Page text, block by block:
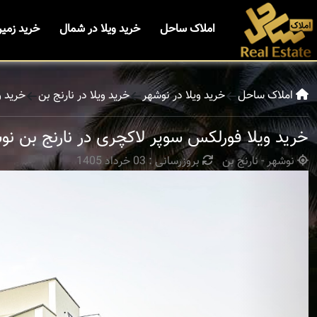
املاک ساحل خرید ویلا در شمال خرید
املاک ساحل خرید ویلا در نوشهر خرید ویلا در نارنج بن خرید
خرید ویلا فورلکس سوپر لاکچری در نارنج بن
نوشهر - نارنج بن بروزرسانی : 03 خرداد 1405